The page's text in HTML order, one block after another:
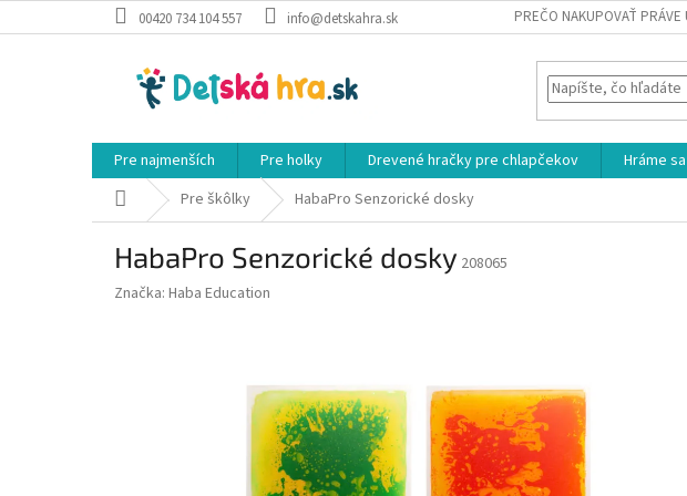
na
00420 734 104 557 info@detskahra.sk PREČO NAKUPOVAŤ PRÁVE
Pre najmenších Pre holky Drevené hračky pre chlapčekov Hráme
DomovPre škôlky HabaPro Senzorické dosky
HabaPro Senzorické dosky 208065
Značka: Haba Education